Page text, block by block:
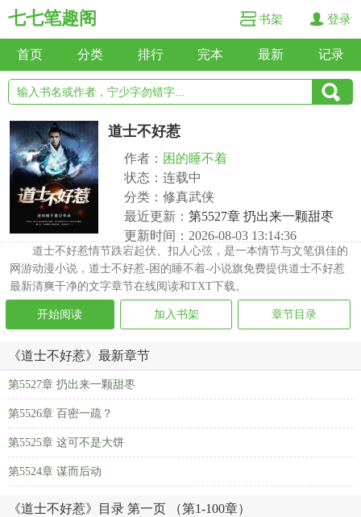
七七笔趣阁 书架 登录
首页 分类 排行 完本 最新 记录
道士不好惹
作者： 困的睡不着
状态：连载中
分类：修真武侠
最近更新： 第5527章 扔出来一颗甜枣
更新时间：2026-08-03 13:14:36
道士不好惹情节跌宕起伏、扣人心弦，是一本情节与文笔俱佳的
网游动漫小说，道士不好惹-困的睡不着-小说旗免费提供道士不好惹
最新清爽干净的文字章节在线阅读和TXT下载。
开始阅读 加入书架 章节目录
《道士不好惹》最新章节
第5527章 扔出来一颗甜枣
第5526章 百密一疏？
第5525章 这可不是大饼
第5524章 谋而后动
《道士不好惹》目录 第一页 （第1-100章）